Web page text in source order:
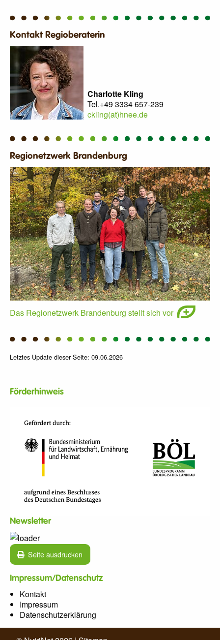
Kontakt Regioberaterin
Charlotte Kling
Tel.+49 3334 657-239
ckling(at)hnee.de
Regionetzwerk Brandenburg
Das Regionetzwerk Brandenburg stellt sich vor
Letztes Update dieser Seite: 09.06.2026
Förderhinweis
Newsletter
Seite ausdrucken
Impressum/Datenschutz
Kontakt
Impressum
Datenschutzerklärung